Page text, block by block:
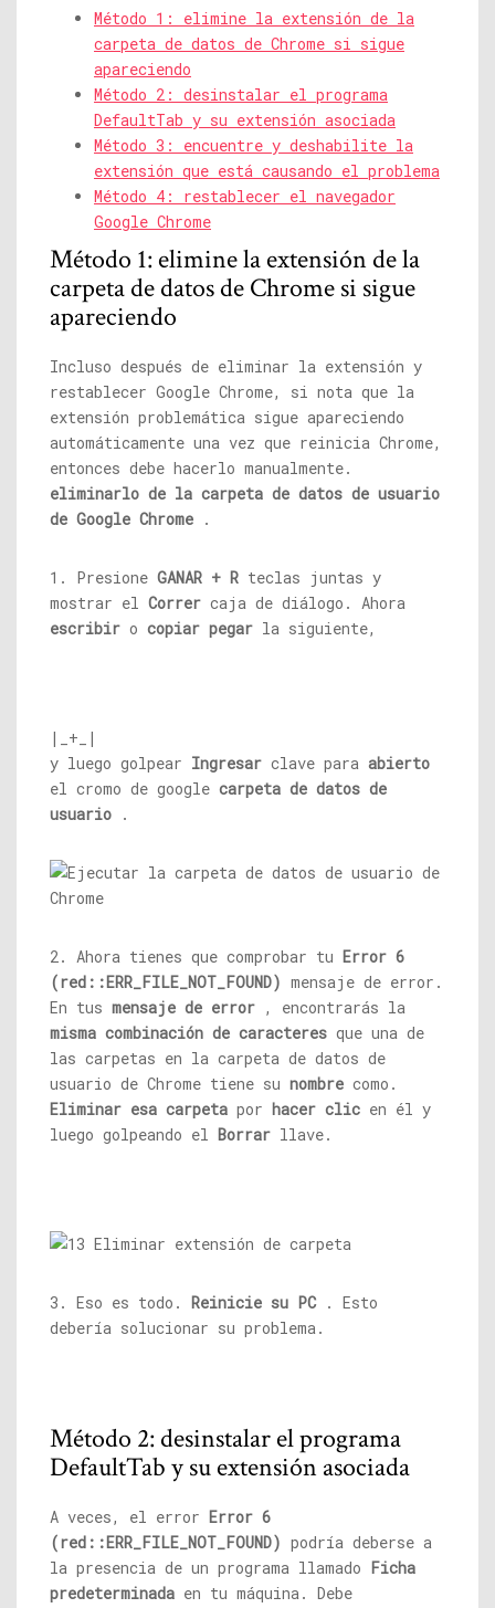
Método 1: elimine la extensión de la
carpeta de datos de Chrome si sigue
apareciendo
Método 2: desinstalar el programa
DefaultTab y su extensión asociada
Método 3: encuentre y deshabilite la
extensión que está causando el problema
Método 4: restablecer el navegador
Google Chrome
Método 1: elimine la extensión de la
carpeta de datos de Chrome si sigue
apareciendo
Incluso después de eliminar la extensión y
restablecer Google Chrome, si nota que la
extensión problemática sigue apareciendo
automáticamente una vez que reinicia Chrome,
entonces debe hacerlo manualmente.
eliminarlo de la carpeta de datos de usuario
de Google Chrome .
1. Presione GANAR + R teclas juntas y
mostrar el Correr caja de diálogo. Ahora
escribir o copiar pegar la siguiente,
|_+_|
y luego golpear Ingresar clave para abierto
el cromo de google carpeta de datos de
usuario .
2. Ahora tienes que comprobar tu Error 6
(red::ERR_FILE_NOT_FOUND) mensaje de error.
En tus mensaje de error , encontrarás la
misma combinación de caracteres que una de
las carpetas en la carpeta de datos de
usuario de Chrome tiene su nombre como.
Eliminar esa carpeta por hacer clic en él y
luego golpeando el Borrar llave.
3. Eso es todo. Reinicie su PC. Esto
debería solucionar su problema.
Método 2: desinstalar el programa
DefaultTab y su extensión asociada
A veces, el error Error 6
(red::ERR_FILE_NOT_FOUND) podría deberse a
la presencia de un programa llamado Ficha
predeterminada en tu máquina. Debe